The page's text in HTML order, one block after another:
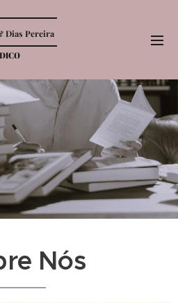
Dias Pereira
Nós